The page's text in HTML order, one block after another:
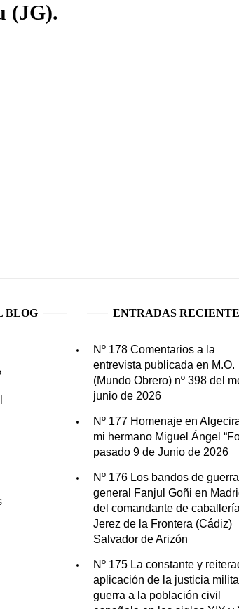
(JG).
BLOG ENTRADAS
Nº 178 Comentarios a la
entrevista publicada en M.O.
(Mundo Obrero) nº 398 del
junio de 2026
Nº 177 Homenaje en
mi hermano Miguel Ángel
pasado 9 de Junio de 2026
Nº 176 Los bandos de
general Fanjul Goñi en
del comandante de
Jerez de la Frontera (Cádiz)
Salvador de Arizón
Nº 175 La constante y
aplicación de la justicia
guerra a la población civil